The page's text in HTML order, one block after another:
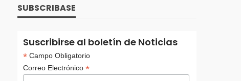
SUBSCRIBASE
Suscribirse al boletín de Noticias
*Campo Obligatorio
Correo Electrónico *